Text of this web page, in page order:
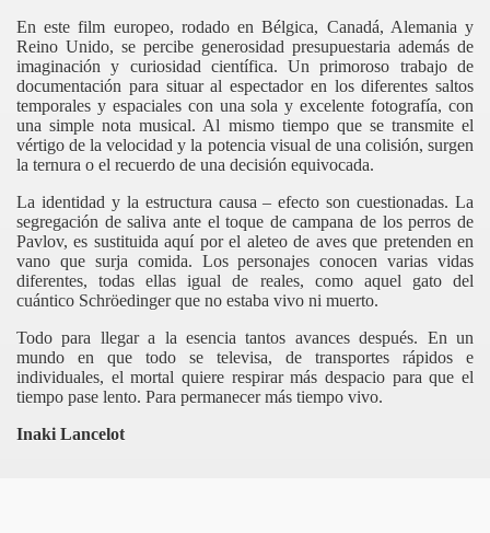
En este film europeo, rodado en Bélgica, Canadá, Alemania y
Reino Unido, se percibe generosidad presupuestaria además de
imaginación y curiosidad científica. Un primoroso trabajo de
documentación para situar al espectador en los diferentes saltos
temporales y espaciales con una sola y excelente fotografía, con
una simple nota musical. Al mismo tiempo que se transmite el
vértigo de la velocidad y la potencia visual de una colisión, surgen
la ternura o el recuerdo de una decisión equivocada.
La identidad y la estructura causa – efecto son cuestionadas. La
segregación de saliva ante el toque de campana de los perros de
Pavlov, es sustituida aquí por el aleteo de aves que pretenden en
vano que surja comida. Los personajes conocen varias vidas
diferentes, todas ellas igual de reales, como aquel gato del
cuántico Schröedinger que no estaba vivo ni muerto.
Todo para llegar a la esencia tantos avances después. En un
mundo en que todo se televisa, de transportes rápidos e
individuales, el mortal quiere respirar más despacio para que el
tiempo pase lento. Para permanecer más tiempo vivo.
Inaki Lancelot